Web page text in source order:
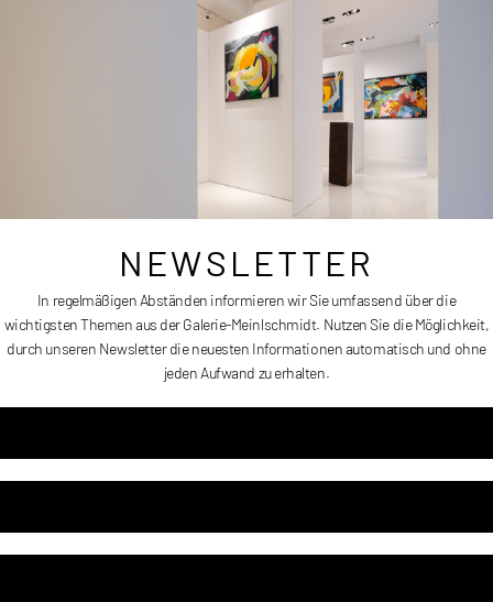
Erscheinungsdatum:
GRÜNE LUSTSCHLÖSSER II
SchlagwortÖlmalerei
NEWSLETTER
In regelmäßigen Abständen informieren wir Sie umfassend über die
wichtigsten Themen aus der Galerie-Meinlschmidt. Nutzen Sie die Möglichkeit,
durch unseren Newsletter die neuesten Informationen automatisch und ohne
jeden Aufwand zu erhalten.